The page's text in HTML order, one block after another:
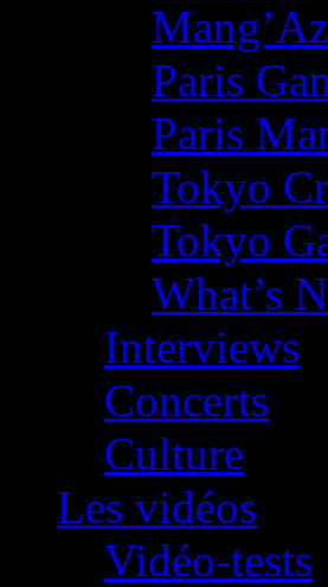
Paris
Paris
Tokyo
Tokyo
What’s
Interviews
Concerts
Culture
Les vidéos
Vidéo-tests